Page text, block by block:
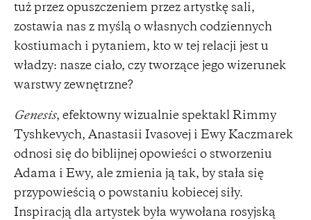
tuż przez opuszczeniem przez artystkę sali,
zostawia nas z myślą o własnych codziennych
kostiumach i pytaniem, kto w tej relacji jest u
władzy: nasze ciało, czy tworzące jego wizerunek
warstwy zewnętrzne?
Genesis, efektowny wizualnie spektakl Rimmy
Tyshkevych, Anastasii Ivasovej i Ewy Kaczmarek
odnosi się do biblijnej opowieści o stworzeniu
Adama i Ewy, ale zmienia ją tak, by stała się
przypowieścią o powstaniu kobiecej siły.
Inspiracją dla artystek była wywołana rosyjską